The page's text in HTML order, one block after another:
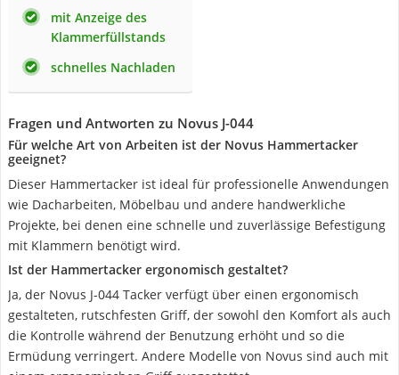
mit Anzeige des
Klammerfüllstands
schnelles Nachladen
Fragen und Antworten zu Novus J-044
Für welche Art von Arbeiten ist der Novus Hammertacker
geeignet?
Dieser Hammertacker ist ideal für professionelle Anwendungen
wie Dacharbeiten, Möbelbau und andere handwerkliche
Projekte, bei denen eine schnelle und zuverlässige Befestigung
mit Klammern benötigt wird.
Ist der Hammertacker ergonomisch gestaltet?
Ja, der Novus J-044 Tacker verfügt über einen ergonomisch
gestalteten, rutschfesten Griff, der sowohl den Komfort als auch
die Kontrolle während der Benutzung erhöht und so die
Ermüdung verringert. Andere Modelle von Novus sind auch mit